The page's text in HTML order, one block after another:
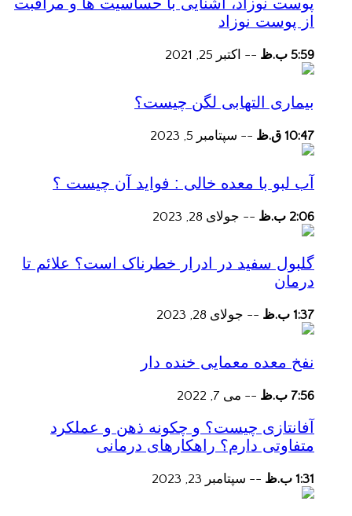
از پوست نوزاد
5:59 ب.ظ -- اکتبر 25, 2021
بیماری التهابی لگن چیست؟
10:47 ق.ظ -- سپتامبر 5, 2023
آب لبو با معده خالی : فواید آن چیست ؟
2:06 ب.ظ -- جولای 28, 2023
گلبول سفید در ادرار خطرناک است؟ علائم تا
درمان
1:37 ب.ظ -- جولای 28, 2023
نفخ معده معمایی خنده دار
7:56 ب.ظ -- می 7, 2022
آفانتازی چیست؟ و چکونه ذهن و عملکرد
متفاوتی دارم؟ راهکارهای درمانی
1:31 ب.ظ -- سپتامبر 23, 2023